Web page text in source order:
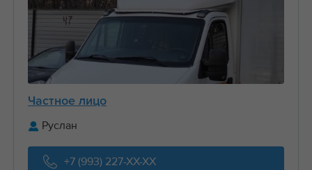
Частное лицо
Руслан
+7 (993) 227-XX-XX